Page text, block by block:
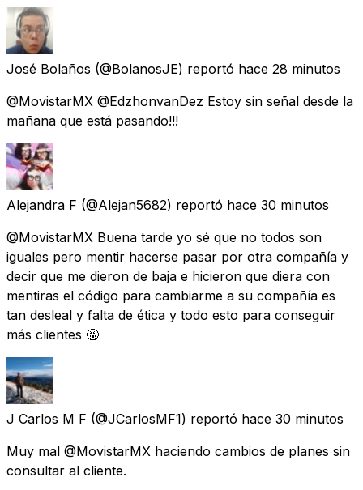
José Bolaños (@BolanosJE) reportó hace 28 minutos
@MovistarMX @EdzhonvanDez Estoy sin señal desde la
mañana que está pasando!!!
Alejandra F (@Alejan5682) reportó hace 30 minutos
@MovistarMX Buena tarde yo sé que no todos son
iguales pero mentir hacerse pasar por otra compañía y
decir que me dieron de baja e hicieron que diera con
mentiras el código para cambiarme a su compañía es
tan desleal y falta de ética y todo esto para conseguir
más clientes 🤬
J Carlos M F (@JCarlosMF1) reportó hace 30 minutos
Muy mal @MovistarMX haciendo cambios de planes sin
consultar al cliente.